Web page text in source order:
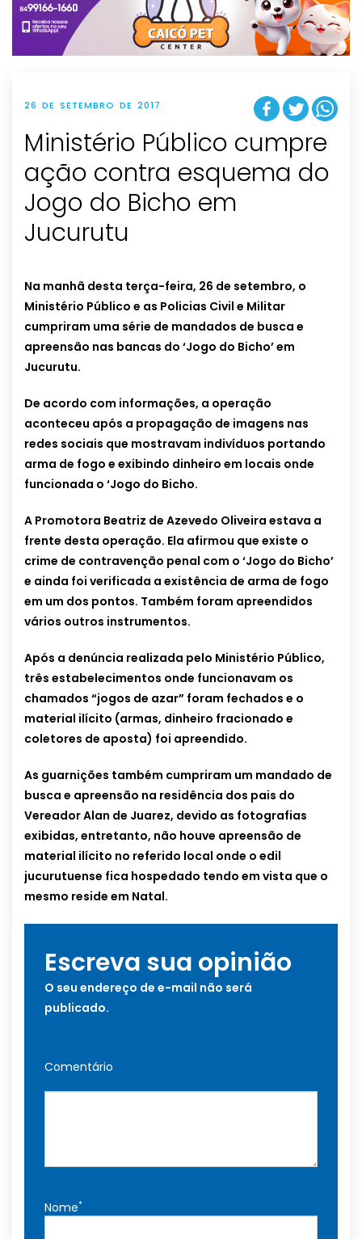
t
i
o
n
26 DE SETEMBRO DE 2017
Ministério Público cumpre
ação contra esquema do
Jogo do Bicho em
Jucurutu
Na manhã desta terça-feira, 26 de setembro, o
Ministério Público e as Policias Civil e Militar
cumpriram uma série de mandados de busca e
apreensão nas bancas do ‘Jogo do Bicho’ em
Jucurutu.
De acordo com informações, a operação
aconteceu após a propagação de imagens nas
redes sociais que mostravam indivíduos portando
arma de fogo e exibindo dinheiro em locais onde
funcionada o ‘Jogo do Bicho.
A Promotora Beatriz de Azevedo Oliveira estava a
frente desta operação. Ela afirmou que existe o
crime de contravenção penal com o ‘Jogo do Bicho’
e ainda foi verificada a existência de arma de fogo
em um dos pontos. Também foram apreendidos
vários outros instrumentos.
Após a denúncia realizada pelo Ministério Público,
três estabelecimentos onde funcionavam os
chamados “jogos de azar” foram fechados e o
material ilícito (armas, dinheiro fracionado e
coletores de aposta) foi apreendido.
As guarnições também cumpriram um mandado de
busca e apreensão na residência dos pais do
Vereador Alan de Juarez, devido as fotografias
exibidas, entretanto, não houve apreensão de
material ilícito no referido local onde o edil
jucurutuense fica hospedado tendo em vista que o
mesmo reside em Natal.
Escreva sua opinião
O seu endereço de e-mail não será
publicado.
Comentário
Nome*